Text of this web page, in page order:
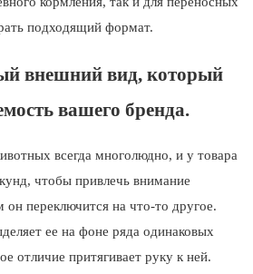
подходящий формат.
внешний вид, который
вашего бренда.
всегда многолюдно, и у товара
чтобы привлечь внимание
он переключится на что-то другое.
ее на фоне ряда одинаковых
отличие притягивает руку к ней.